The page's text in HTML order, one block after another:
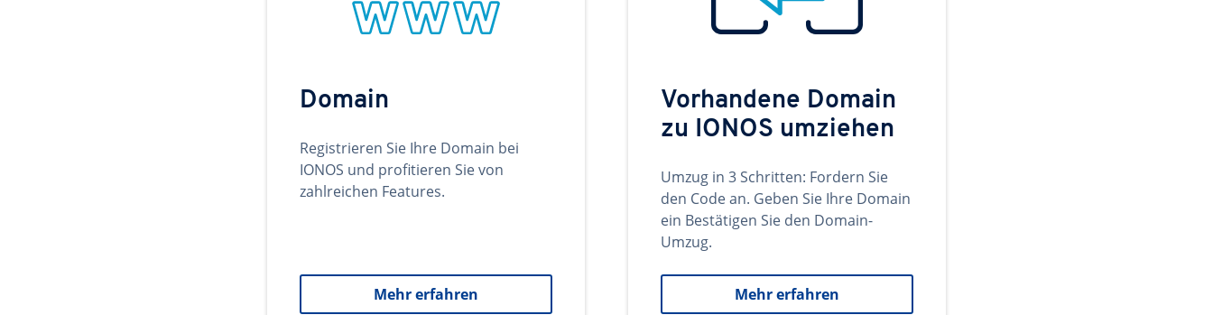
Domain
Registrieren Sie Ihre Domain bei
IONOS und profitieren Sie von
zahlreichen Features.
Mehr erfahren
Vorhandene Domain
zu IONOS umziehen
Umzug in 3 Schritten: Fordern Sie
den Code an. Geben Sie Ihre Domain
ein Bestätigen Sie den Domain-
Umzug.
Mehr erfahren